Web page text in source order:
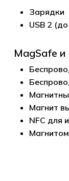
Зарядки
USB 2
MagSafe
Магнит
NFC для